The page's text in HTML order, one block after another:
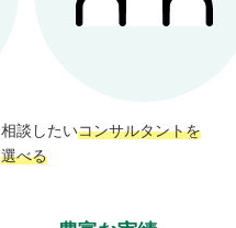
相談したいコンサルタントを
選べる